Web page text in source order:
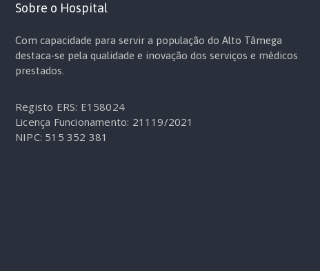
Sobre o Hospital
Com capacidade para servir a população do Alto Tâmega
destaca-se pela qualidade e inovação dos serviços e médicos
prestados.
Registo ERS: E158024
Licença Funcionamento: 21119/2021
NIPC: 515 352 381